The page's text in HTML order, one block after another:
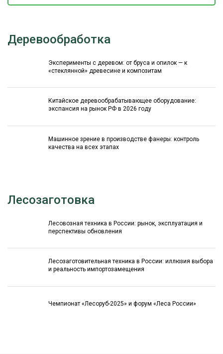
Деревообработка
Эксперименты с деревом: от бруса и опилок — к
«стеклянной» древесине и композитам
Китайское деревообрабатывающее оборудование:
экспансия на рынок РФ в 2026 году
Машинное зрение в производстве фанеры: контроль
качества на всех этапах
Лесозаготовка
Лесовозная техника в России: рынок, эксплуатация и
перспективы обновления
Лесозаготовительная техника в России: иллюзия выбора
и реальность импортозамещения
Чемпионат «Лесоруб-2025» и форум «Леса России»